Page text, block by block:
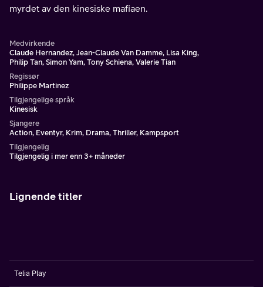
myrdet av den kinesiske mafiaen.
Medvirkende
Claude Hernandez, Jean-Claude Van Damme, Lisa King,
Philip Tan, Simon Yam, Tony Schiena, Valerie Tian
Regissør
Philippe Martinez
Tilgjengelige språk
Kinesisk
Sjangere
Action, Eventyr, Krim, Drama, Thriller, Kampsport
Tilgjengelig
Tilgjengelig i mer enn 3+ måneder
Lignende titler
Telia Play